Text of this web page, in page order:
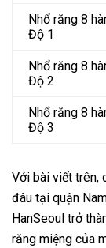
Nhổ răng 8
Độ 1
Nhổ răng 8
Độ 2
Nhổ răng 8
Độ 3
Với bài viết trên,
đâu tại quận
HanSeoul trở
răng miệng của